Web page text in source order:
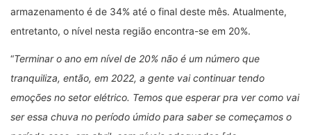
armazenamento é de 34% até o final deste mês. Atualmente,
entretanto, o nível nesta região encontra-se em 20%.
“Terminar o ano em nível de 20% não é um número que
tranquiliza, então, em 2022, a gente vai continuar tendo
emoções no setor elétrico. Temos que esperar pra ver como vai
ser essa chuva no período úmido para saber se começamos o